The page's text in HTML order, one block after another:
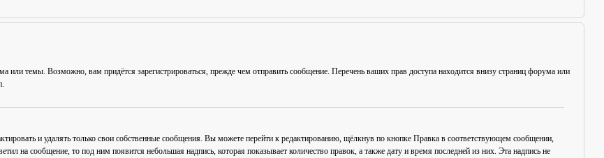
темы. Возможно, вам придётся зарегистрироваться, прежде чем отправить сообщение. Перечень ваших прав доступа находится внизу страниц форума или
и удалять только свои собственные сообщения. Вы можете перейти к редактированию, щёлкнув по кнопке Правка в соответствующем сообщении,
на сообщение, то под ним появится небольшая надпись, которая показывает количество правок, а также дату и время последней из них. Эта надпись не